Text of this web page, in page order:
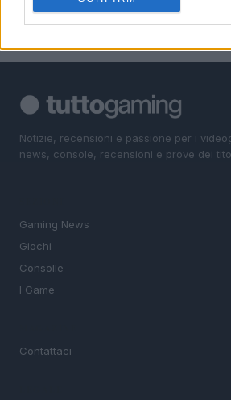
Notizie, recensioni e passione per i
news, console, recensioni e prove dei
Gaming News
Giochi
Consolle
I Game
Contattaci